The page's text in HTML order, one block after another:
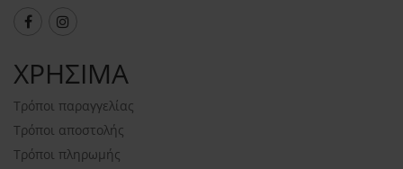
ΧΡΗΣΙΜΑ
Τρόποι παραγγελίας
Τρόποι αποστολής
Τρόποι πληρωμής